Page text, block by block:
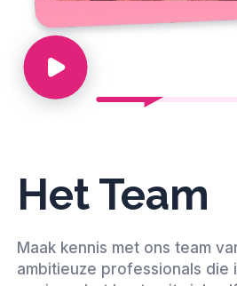
Het Team
Maak kennis met ons team
ambitieuze professionals die